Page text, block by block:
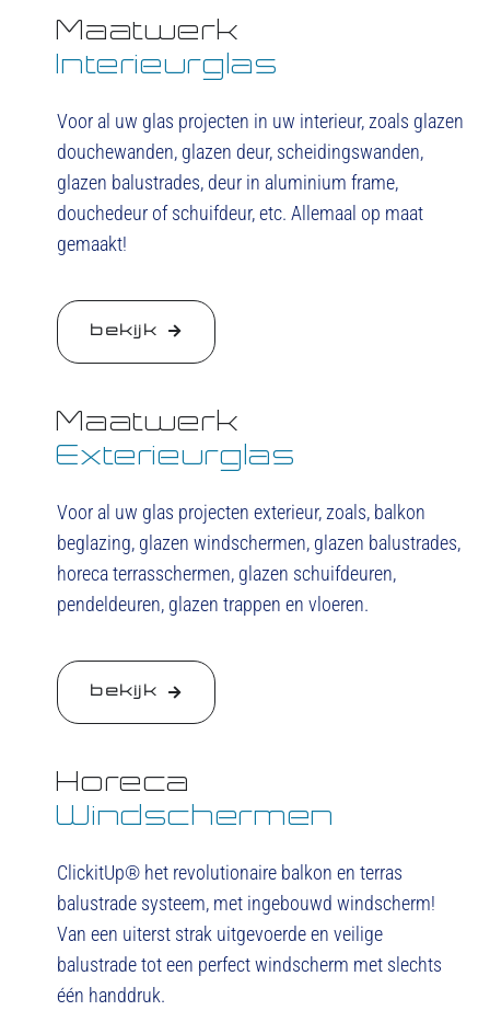
Maatwerk
Interieurglas
Voor al uw glas projecten in uw interieur, zoals glazen
douchewanden, glazen deur, scheidingswanden,
glazen balustrades, deur in aluminium frame,
douchedeur of schuifdeur, etc. Allemaal op maat
gemaakt!
bekijk
Maatwerk
Exterieurglas
Voor al uw glas projecten exterieur, zoals, balkon
beglazing, glazen windschermen, glazen balustrades,
horeca terrasschermen, glazen schuifdeuren,
pendeldeuren, glazen trappen en vloeren.
bekijk
Horeca
Windschermen
ClickitUp® het revolutionaire balkon en terras
balustrade systeem, met ingebouwd windscherm!
Van een uiterst strak uitgevoerde en veilige
balustrade tot een perfect windscherm met slechts
één handdruk.